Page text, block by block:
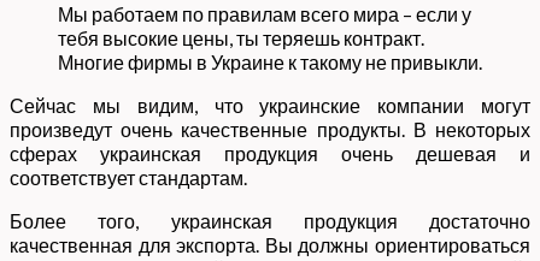
Мы работаем по правилам всего мира – если у
тебя высокие цены, ты теряешь контракт.
Многие фирмы в Украине к такому не привыкли.
Сейчас мы видим, что украинские компании могут
произведут очень качественные продукты. В некоторых
сферах украинская продукция очень дешевая и
соответствует стандартам.
Более того, украинская продукция достаточно
качественная для экспорта. Вы должны ориентироваться